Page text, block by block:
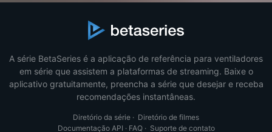
A série BetaSeries é a aplicação de referência para ventiladores
em série que assistem a plataformas de streaming. Baixe o
aplicativo gratuitamente, preencha a série que desejar e receba
recomendações instantâneas.
Diretório da série · Diretório de filmes
Documentação API · FAQ· Suporte de contato